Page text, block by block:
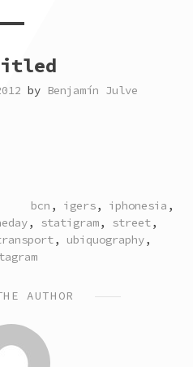
by Benjamín Julve
TAGGED
bcn , igers, iphonesia ,
, statigram, street,
, ubiquography,
AUTHOR